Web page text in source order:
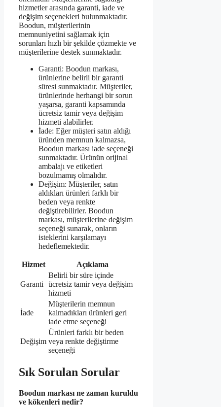
hizmetler arasında garanti, iade ve
değişim seçenekleri bulunmaktadır.
Boodun, müşterilerinin
memnuniyetini sağlamak için
sorunları hızlı bir şekilde çözmekte ve
müşterilerine destek sunmaktadır.
Garanti: Boodun markası,
ürünlerine belirli bir garanti
süresi sunmaktadır. Müşteriler,
ürünlerinde herhangi bir sorun
yaşarsa, garanti kapsamında
ücretsiz tamir veya değişim
hizmeti alabilirler.
İade: Eğer müşteri satın aldığı
üründen memnun kalmazsa,
Boodun markası iade seçeneği
sunmaktadır. Ürünün orijinal
ambalajı ve etiketleri
bozulmamış olmalıdır.
Değişim: Müşteriler, satın
aldıkları ürünleri farklı bir
beden veya renkte
değiştirebilirler. Boodun
markası, müşterilerine değişim
seçeneği sunarak, onların
isteklerini karşılamayı
hedeflemektedir.
Hizmet Açıklama
Garanti
Belirli bir süre içinde
ücretsiz tamir veya değişim
hizmeti
İade
Müşterilerin memnun
kalmadıkları ürünleri geri
iade etme seçeneği
Değişim
Ürünleri farklı bir beden
veya renkte değiştirme
seçeneği
Sık Sorulan Sorular
Boodun markası ne zaman kuruldu
ve kökenleri nedir?